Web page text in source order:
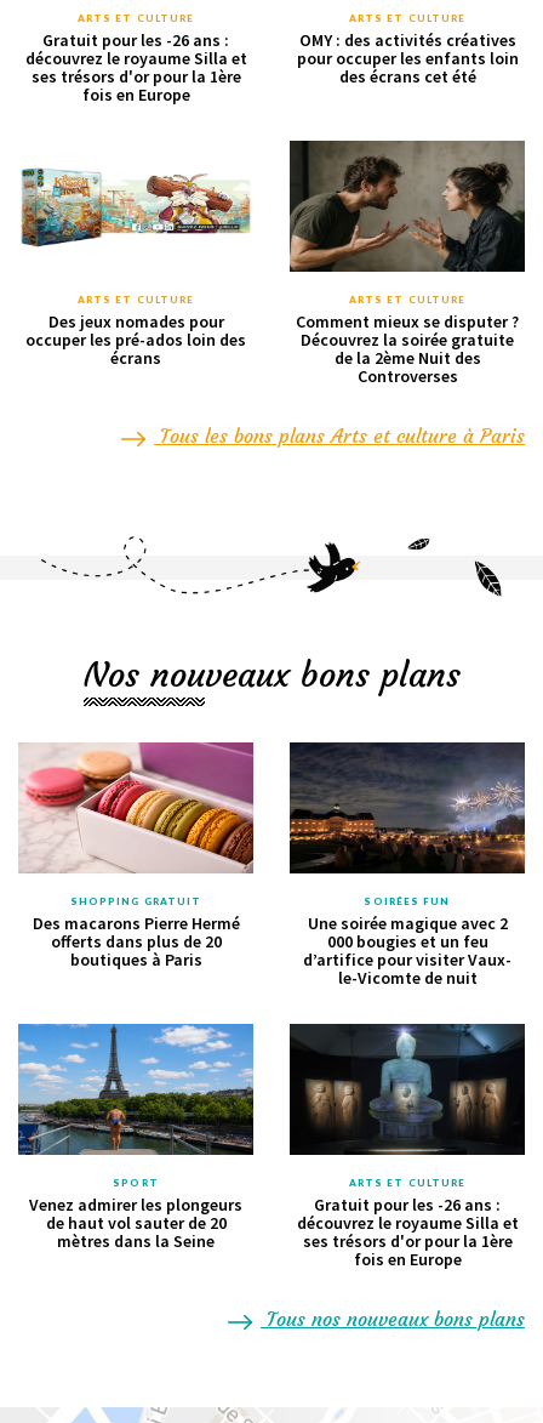
ARTS ET CULTURE
Gratuit pour les -26 ans :
découvrez le royaume Silla et
ses trésors d'or pour la 1ère
fois en Europe
ARTS ET CULTURE
OMY : des activités créatives
pour occuper les enfants loin
des écrans cet été
ARTS ET CULTURE
Des jeux nomades pour
occuper les pré-ados loin des
écrans
ARTS ET CULTURE
Comment mieux se disputer ?
Découvrez la soirée gratuite
de la 2ème Nuit des
Controverses
Tous les bons plans Arts et culture à Paris
Nos nouveaux bons plans
SHOPPING GRATUIT
Des macarons Pierre Hermé
offerts dans plus de 20
boutiques à Paris
SOIRÉES FUN
Une soirée magique avec 2
000 bougies et un feu
d’artifice pour visiter Vaux-
le-Vicomte de nuit
SPORT
Venez admirer les plongeurs
de haut vol sauter de 20
mètres dans la Seine
ARTS ET CULTURE
Gratuit pour les -26 ans :
découvrez le royaume Silla et
ses trésors d'or pour la 1ère
fois en Europe
Tous nos nouveaux bons plans